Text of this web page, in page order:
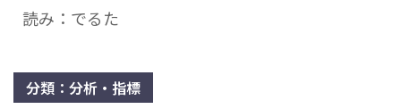
読み：でるた
分類：分析・指標